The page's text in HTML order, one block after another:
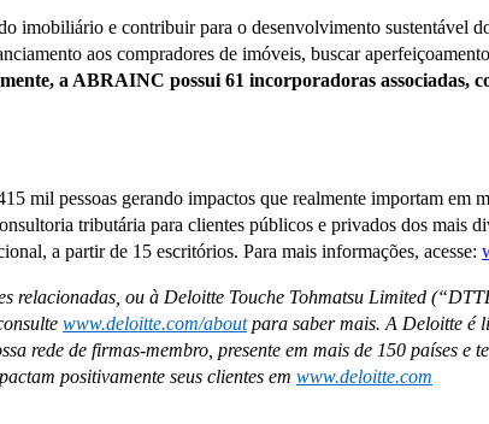
e contribuir para o desenvolvimento sustentável
aos compradores de imóveis, buscar
a ABRAINC possui 61 incorporadoras associadas,
mil pessoas gerando impactos que realmente importam em
tributária para clientes públicos e privados dos mais
a partir de 15 escritórios. Para mais informações, acesse:
relacionadas, ou à Deloitte Touche Tohmatsu Limited
www.deloitte.com/aboutpara saber mais. A Deloitte é
rede de firmas-membro, presente em mais de 150 países
positivamente seus clientes em www.deloitte.com